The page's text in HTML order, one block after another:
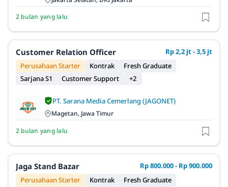
2 bulan yang lalu
Customer Relation Officer
Rp 2,2 jt - 3,5 jt
Perusahaan Starter
Kontrak
Fresh Graduate
Sarjana S1
Customer Support +2
PT. Sarana Media Cemerlang (JAGONET)
Magetan, Jawa Timur
2 bulan yang lalu
Jaga Stand Bazar
Rp 800.000 - Rp 900.000
Perusahaan Starter
Kontrak
Fresh Graduate